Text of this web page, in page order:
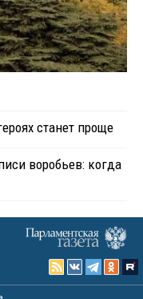
станет проще
воробьев: когда